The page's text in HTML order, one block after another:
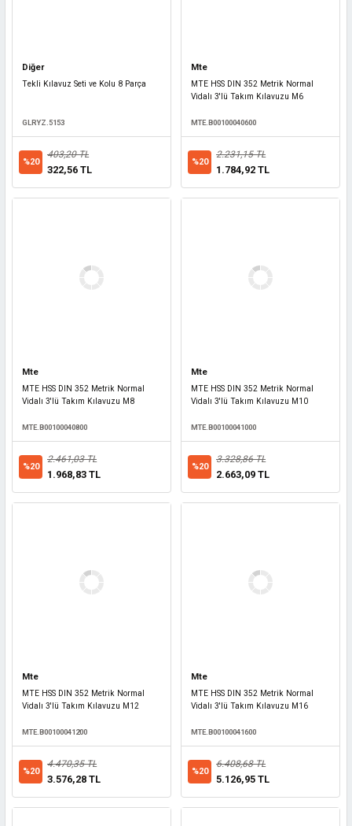
Diğer
Tekli Kılavuz Seti ve Kolu 8 Parça
GLRYZ.5153
%20
403,20 TL
322,56 TL
Mte
MTE HSS DIN 352 Metrik Normal
Vidalı 3'lü Takım Kılavuzu M6
MTE.B00100040600
%20
2.231,15 TL
1.784,92 TL
Mte
MTE HSS DIN 352 Metrik Normal
Vidalı 3'lü Takım Kılavuzu M8
MTE.B00100040800
%20
2.461,03 TL
1.968,83 TL
Mte
MTE HSS DIN 352 Metrik Normal
Vidalı 3'lü Takım Kılavuzu M10
MTE.B00100041000
%20
3.328,86 TL
2.663,09 TL
Mte
MTE HSS DIN 352 Metrik Normal
Vidalı 3'lü Takım Kılavuzu M12
MTE.B00100041200
%20
4.470,35 TL
3.576,28 TL
Mte
MTE HSS DIN 352 Metrik Normal
Vidalı 3'lü Takım Kılavuzu M16
MTE.B00100041600
%20
6.408,68 TL
5.126,95 TL